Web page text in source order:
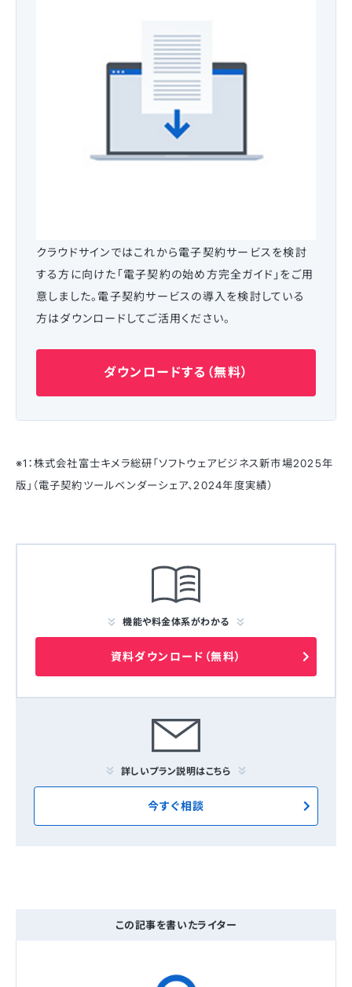
クラウドサインではこれから電子契約サービスを検討
する方に向けた「電子契約の始め方完全ガイド」をご用
意しました。電子契約サービスの導入を検討している
方はダウンロードしてご活用ください。
ダウンロードする（無料）
※1：株式会社富士キメラ総研「ソフトウェアビジネス新市場2025年
版」（電子契約ツールベンダーシェア、2024年度実績）
機能や料金体系がわかる
資料ダウンロード（無料）
詳しいプラン説明はこちら
今すぐ相談
この記事を書いたライター